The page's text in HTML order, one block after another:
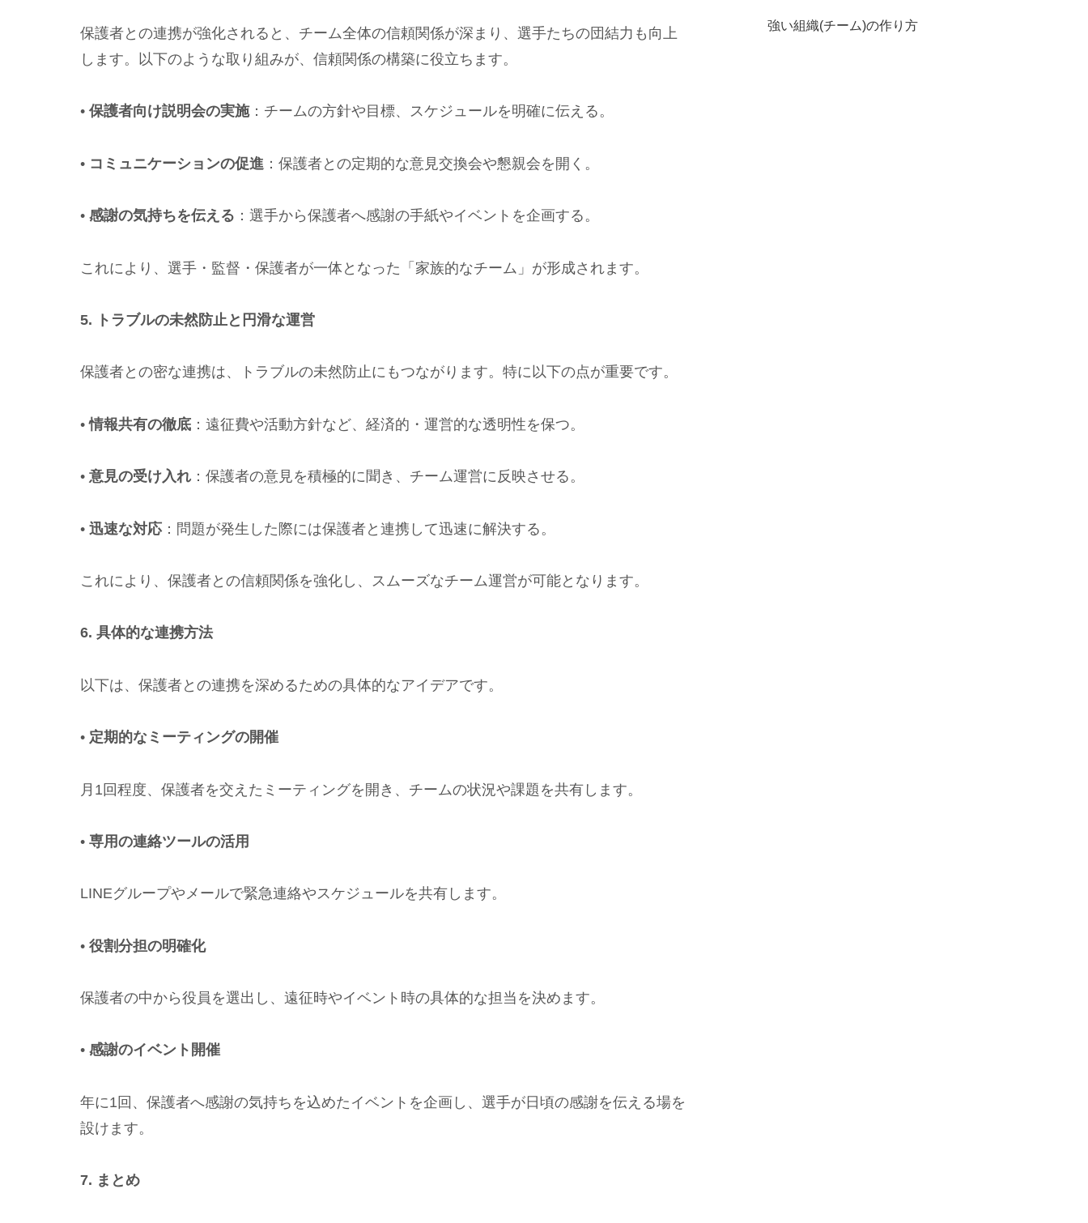
保護者との連携が強化されると、チーム全体の信頼関係が深まり、選手たちの団結力も向上
します。以下のような取り組みが、信頼関係の構築に役立ちます。
• 保護者向け説明会の実施：チームの方針や目標、スケジュールを明確に伝える。
• コミュニケーションの促進 ：保護者との定期的な意見交換会や懇親会を開く。
• 感謝の気持ちを伝える ：選手から保護者へ感謝の手紙やイベントを企画する。
これにより、選手・監督・保護者が一体となった「家族的なチーム」が形成されます。
5. トラブルの未然防止と円滑な運営
保護者との密な連携は、トラブルの未然防止にもつながります。特に以下の点が重要です。
•情報共有の徹底 ：遠征費や活動方針など、経済的・運営的な透明性を保つ。
• 意見の受け入れ ：保護者の意見を積極的に聞き、チーム運営に反映させる。
• 迅速な対応：問題が発生した際には保護者と連携して迅速に解決する。
これにより、保護者との信頼関係を強化し、スムーズなチーム運営が可能となります。
6. 具体的な連携方法
以下は、保護者との連携を深めるための具体的なアイデアです。
• 定期的なミーティングの開催
月1回程度、保護者を交えたミーティングを開き、チームの状況や課題を共有します。
• 専用の連絡ツールの活用
LINEグループやメールで緊急連絡やスケジュールを共有します。
• 役割分担の明確化
保護者の中から役員を選出し、遠征時やイベント時の具体的な担当を決めます。
• 感謝のイベント開催
年に1回、保護者へ感謝の気持ちを込めたイベントを企画し、選手が日頃の感謝を伝える場を
設けます。
7. まとめ
強い組織(チーム)の作り方